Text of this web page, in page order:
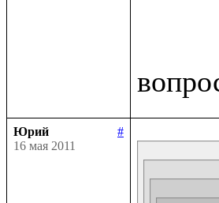
Юрий
#
16 мая 2011